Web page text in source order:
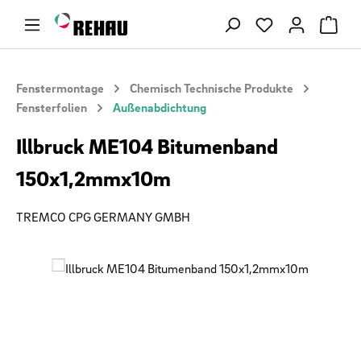
Zum Hauptinhalt springen Du hast 0
Fenstermontage
Chemisch Technische Produkte
Fensterfolien
Außenabdichtung
Illbruck ME104 Bitumenband
150x1,2mmx10m
TREMCO CPG GERMANY GMBH
Bildergalerie überspringen